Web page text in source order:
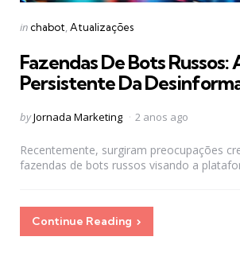
Categories
Posted
inchabot Atualizações
Fazendas De Bots Russos:
Persistente Da
Posted
byJornada Marketing 2 anos ago
Recentemente, surgiram preocupações
fazendas de bots russos visando a
Continue Reading